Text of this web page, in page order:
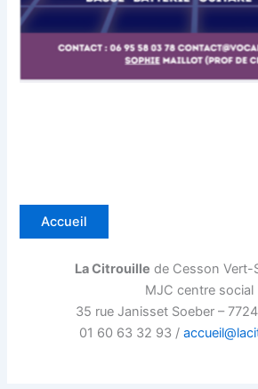
Accueil
La Citrouille de Cesson Vert-
MJC centre social
35 rue Janisset Soeber –
01 60 63 32 93 /